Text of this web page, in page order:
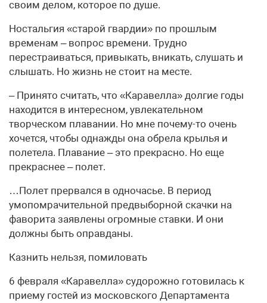
своим делом, которое по душе.
Ностальгия «старой гвардии» по прошлым
временам – вопрос времени. Трудно
перестраиваться, привыкать, вникать, слушать и
слышать. Но жизнь не стоит на месте.
– Принято считать, что «Каравелла» долгие годы
находится в интересном, увлекательном
творческом плавании. Но мне почему-то очень
хочется, чтобы однажды она обрела крылья и
полетела. Плавание – это прекрасно. Но еще
прекраснее – полет.
…Полет прервался в одночасье. В период
умопомрачительной предвыборной скачки на
фаворита заявлены огромные ставки. И они
должны быть оправданы.
Казнить нельзя, помиловать
6 февраля «Каравелла» судорожно готовилась к
приему гостей из московского Департамента